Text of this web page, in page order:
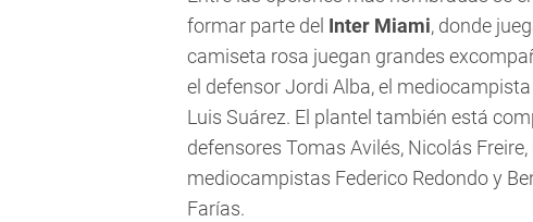
formar parte del Inter Miami, donde
camiseta rosa juegan grandes
el defensor Jordi Alba, el
Luis Suárez. El plantel también está
defensores Tomas Avilés, Nicolás
mediocampistas Federico Redondo y
Farías.